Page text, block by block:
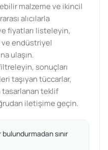
malzeme ve ikincil
alıcılarla
fiyatları listeleyin,
ve endüstriyel
ulaşın.
sonuçları
taşıyan tüccarlar,
teklif
iletişime geçin.
sınır